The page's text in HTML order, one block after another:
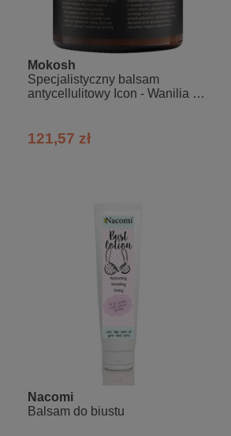
Mokosh
Specjalistyczny balsam
antycellulitowy Icon - Wanilia z
121,57 zł
Nacomi
Balsam do biustu